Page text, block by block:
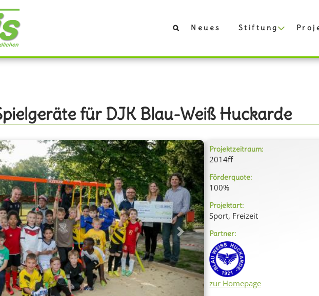
Neues Stiftung
für DJK Blau-Weiß Huckarde
Next
Projektzeitraum:
2014ff
Förderquote:
100%
Projektart:
Sport, Freizeit
Partner:
zur Homepage